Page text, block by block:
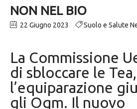
NON NEL BIO
22 Giugno 2023 Suolo e Salute
La Commissione
di sbloccare le
l’equiparazione
gli Ogm. Il nuovo